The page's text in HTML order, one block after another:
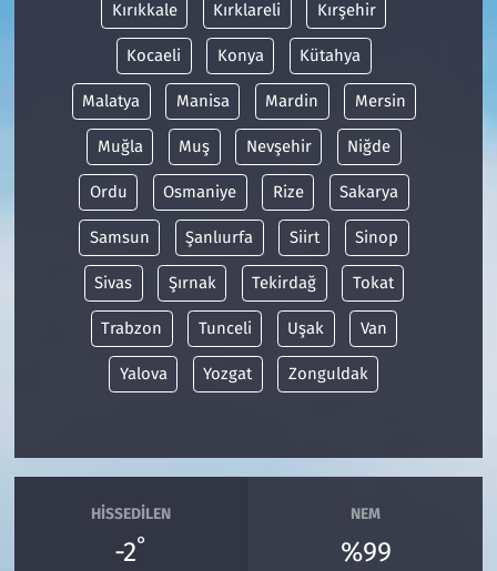
Kırıkkale Kırklareli Kırşehir
Kocaeli Konya Kütahya
Malatya Manisa Mardin Mersin
Muğla Muş Nevşehir Niğde
Ordu Osmaniye Rize Sakarya
Samsun Şanlıurfa Siirt Sinop
Sivas Şırnak Tekirdağ Tokat
Trabzon Tunceli Uşak Van
Yalova Yozgat Zonguldak
HISSEDILEN
-2°
NEM
%99